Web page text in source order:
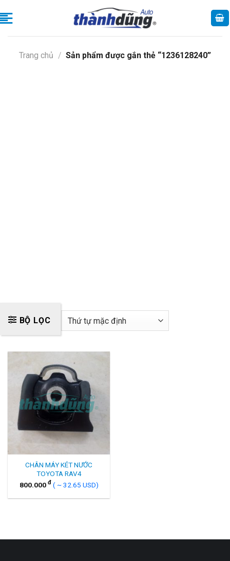
to
Trang chủ / Sản phẩm được gắn thẻ “1236128240”
BỘ LỌC
CHÂN MÁY KÉT NƯỚC
TOYOTA RAV4
800.000 đ ( ~ 32.65 USD)